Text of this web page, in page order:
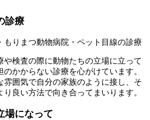
診療
や検査の際に動物たちの立場に立って
のかからない診療を心がけています。
雰囲気で自分の家族のように接し、そ
り良い方法で向き合ってまいります。
場になって